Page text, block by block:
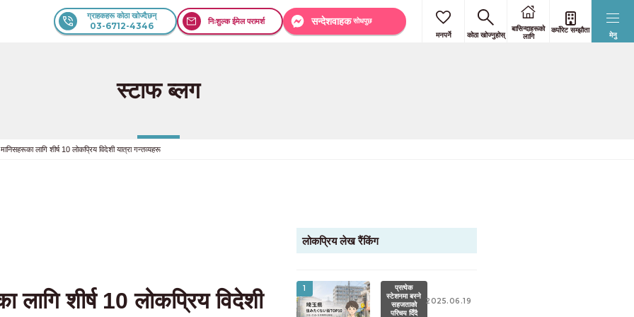
मेनु
ग्राहकहरू कोठा खोज्दैछन्
03-6712-4346 निःशुल्क ईमेल परामर्श सन्देशवाहक सोधपुछ
मनपर्ने
कोठा खोज्नुहोस्
बासिन्दाहरूको
लागि
कर्पोरेट सम्झौता
स्टाफ ब्लग
मानिसहरूका लागि शीर्ष 10 लोकप्रिय विदेशी यात्रा गन्तव्यहरू
लागि शीर्ष 10 लोकप्रिय विदेशी
लोकप्रिय लेख रैंकिंग
1
प्रत्येक
स्टेशनमा बस्ने
सहजताको
परिचय दिँदै
2025.06.19